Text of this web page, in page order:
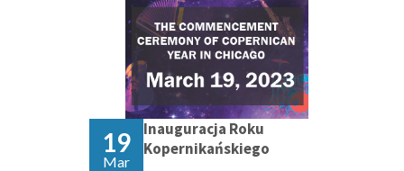
19
Mar
Inauguracja Roku
Kopernikańskiego